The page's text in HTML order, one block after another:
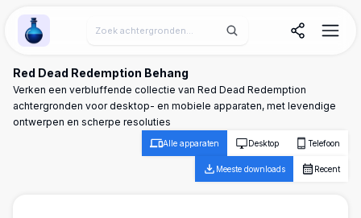
Wallpaper Alchemy
Red Dead Redemption Behang
Verken een verbluffende collectie van Red Dead Redemption
achtergronden voor desktop- en mobiele apparaten, met levendige
ontwerpen en scherpe resoluties
Alle apparaten Desktop Telefoon
Meeste downloads Recent